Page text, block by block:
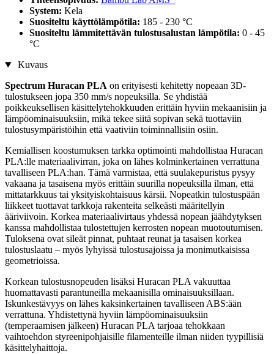
System: Kela
Suositeltu käyttölämpötila: 185 - 230 °C
Suositeltu lämmitettävän tulostusalustan lämpötila: 0 - 45
°C
Kuvaus
Spectrum Huracan PLA on erityisesti kehitetty nopeaan 3D-
tulostukseen jopa 350 mm/s nopeuksilla. Se yhdistää
poikkeuksellisen käsittelytehokkuuden erittäin hyviin mekaanisiin ja
lämpöominaisuuksiin, mikä tekee siitä sopivan sekä tuottaviin
tulostusympäristöihin että vaativiin toiminnallisiin osiin.
Kemiallisen koostumuksen tarkka optimointi mahdollistaa Huracan
PLA:lle materiaalivirran, joka on lähes kolminkertainen verrattuna
tavalliseen PLA:han. Tämä varmistaa, että suulakepuristus pysyy
vakaana ja tasaisena myös erittäin suurilla nopeuksilla ilman, että
mittatarkkuus tai yksityiskohtaisuus kärsii. Nopeatkin tulostuspään
liikkeet tuottavat tarkkoja rakenteita selkeästi määritellyin
ääriviivoin. Korkea materiaalivirtaus yhdessä nopean jäähdytyksen
kanssa mahdollistaa tulostettujen kerrosten nopean muotoutumisen.
Tuloksena ovat sileät pinnat, puhtaat reunat ja tasaisen korkea
tulostuslaatu – myös lyhyissä tulostusajoissa ja monimutkaisissa
geometrioissa.
Korkean tulostusnopeuden lisäksi Huracan PLA vakuuttaa
huomattavasti parantuneilla mekaanisilla ominaisuuksillaan.
Iskunkestävyys on lähes kaksinkertainen tavalliseen ABS:ään
verrattuna. Yhdistettynä hyviin lämpöominaisuuksiin
(temperaamisen jälkeen) Huracan PLA tarjoaa tehokkaan
vaihtoehdon styreenipohjaisille filamenteille ilman niiden tyypillisiä
käsittelyhaittoja.